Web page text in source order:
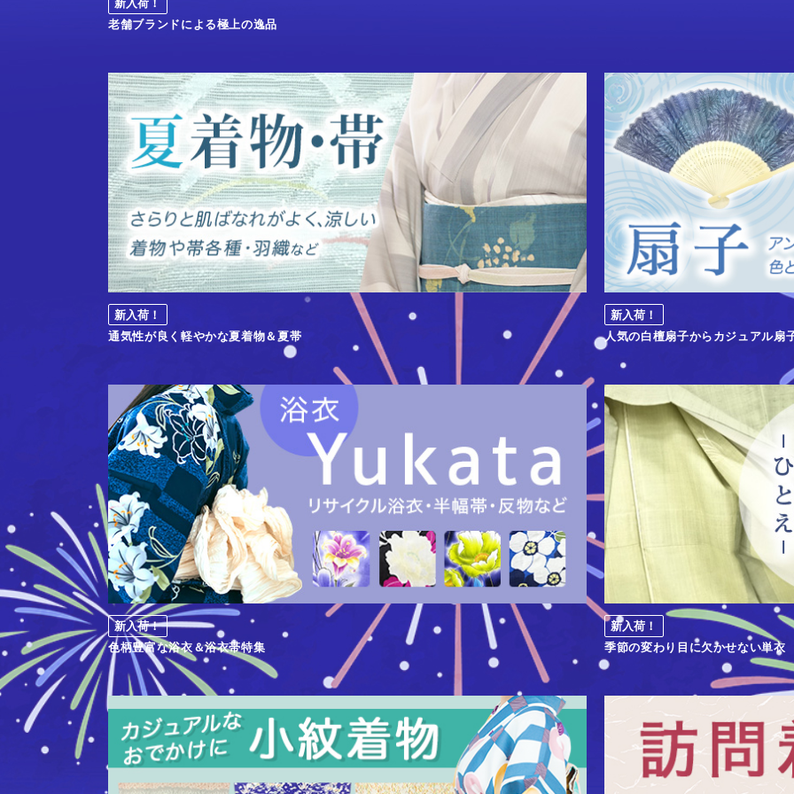
新入荷！
老舗ブランドによる極上の逸品
新入荷！
通気性が良く軽やかな夏着物＆夏帯
新入荷！
人気の白檀扇子からカジュアル扇
新入荷！
色柄豊富な浴衣＆浴衣帯特集
新入荷！
季節の変わり目に欠かせない単衣